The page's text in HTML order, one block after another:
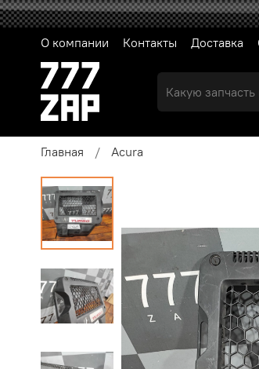
О компании Контакты Доставка
Главная Acura